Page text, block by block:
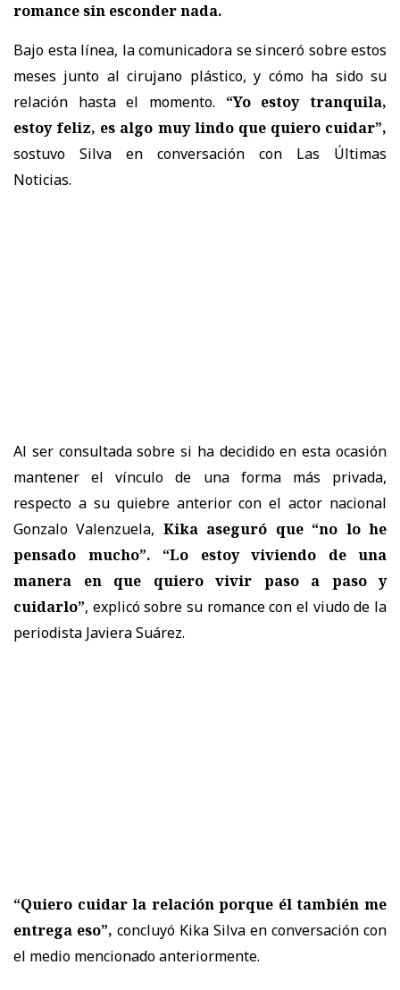
romance sin esconder nada.
Bajo esta línea, la comunicadora se sinceró sobre estos
meses junto al cirujano plástico, y cómo ha sido su
relación hasta el momento. “Yo estoy tranquila,
estoy feliz, es algo muy lindo que quiero cuidar”,
sostuvo Silva en conversación con Las Últimas
Noticias.
Al ser consultada sobre si ha decidido en esta ocasión
mantener el vínculo de una forma más privada,
respecto a su quiebre anterior con el actor nacional
Gonzalo Valenzuela, Kika aseguró que “no lo he
pensado mucho”. “Lo estoy viviendo de una
manera en que quiero vivir paso a paso y
cuidarlo”, explicó sobre su romance con el viudo de la
periodista Javiera Suárez.
“Quiero cuidar la relación porque él también me
entrega eso”, concluyó Kika Silva en conversación con
el medio mencionado anteriormente.